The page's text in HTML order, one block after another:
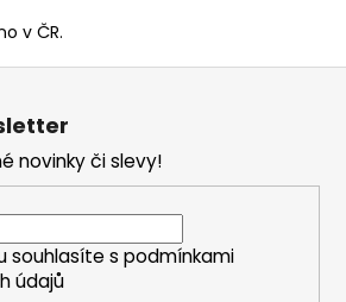
v ČR.
novinky či slevy!
souhlasíte s podmínkami
údajů